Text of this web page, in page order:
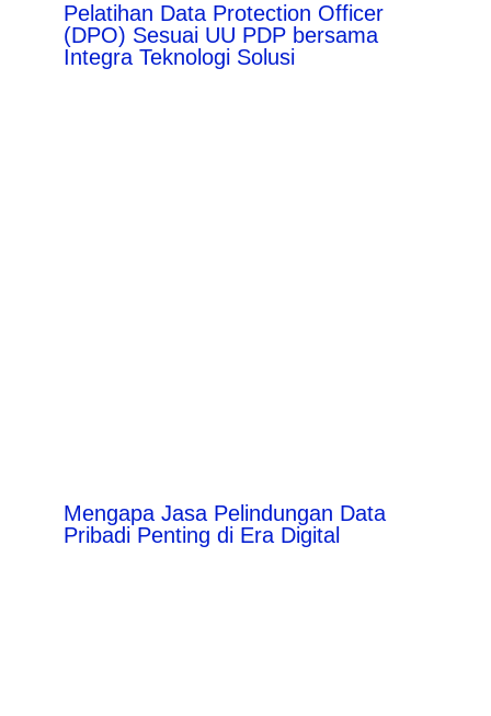
Pelatihan Data Protection Officer
(DPO) Sesuai UU PDP bersama
Integra Teknologi Solusi
Mengapa Jasa Pelindungan Data
Pribadi Penting di Era Digital